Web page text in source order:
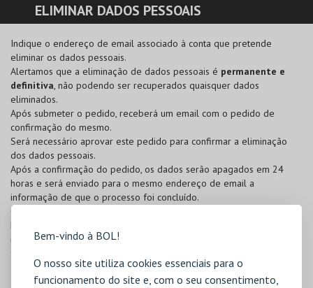
Bem-vindo à BOL!
O nosso site utiliza cookies essenciais para o
funcionamento do site e, com o seu consentimento,
ELIMINAR DADOS PESSOAIS
Indique o endereço de email associado à conta que pretende
eliminar os dados pessoais.
Alertamos que a eliminação de dados pessoais é permanente e
definitiva, não podendo ser recuperados quaisquer dados
eliminados.
Após submeter o pedido, receberá um email com o pedido de
confirmação do mesmo.
Será necessário aprovar este pedido para confirmar a eliminação
dos dados pessoais.
Após a confirmação do pedido, os dados serão apagados em 24
horas e será enviado para o mesmo endereço de email a
informação de que o processo foi concluído.
Com esta operação, a BOL deixará de ter os dados pessoais,
histórico de compras, sendo ainda disponibilizadas quaisquer
reservas efetuadas.
- Efetuou uma reserva e a mesma ainda se encontra ativa;
- Adquiriu bilhetes para um evento que ainda não se realizou;